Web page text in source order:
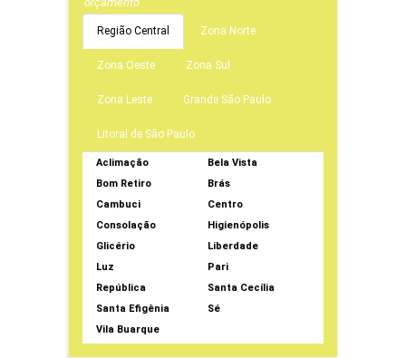
Região Central Zona Norte
Zona Oeste Zona Sul
Zona Leste Grande São Paulo
Litoral de São Paulo
Aclimação
Bela Vista
Bom Retiro
Brás
Cambuci
Centro
Consolação
Higienópolis
Glicério
Liberdade
Luz
Pari
República
Santa Cecília
Santa Efigênia
Sé
Vila Buarque